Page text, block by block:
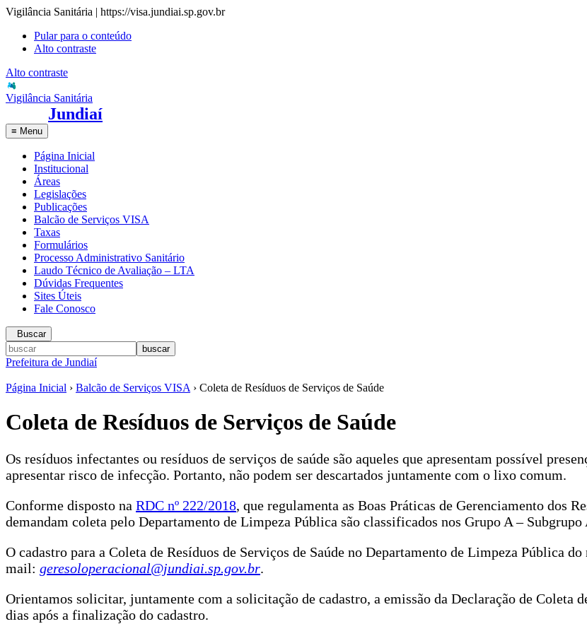
Vigilância Sanitária | https://visa.jundiai.sp.gov.br
Pular para o conteúdo
Alto contraste
Alto contraste
Vigilância Sanitária
Jundiaí
≡ Menu
Página Inicial
Institucional
Áreas
Legislações
Publicações
Balcão de Serviços VISA
Taxas
Formulários
Processo Administrativo Sanitário
Laudo Técnico de Avaliação – LTA
Dúvidas Frequentes
Sites Úteis
Fale Conosco
Buscar
Prefeitura de Jundiaí
Página Inicial › Balcão de Serviços VISA › Coleta de Resíduos de Serviços de Saúde
Coleta de Resíduos de Serviços de Saúde
Os resíduos infectantes ou resíduos de serviços de saúde são aqueles que apresentam possível
apresentar risco de infecção. Portanto, não podem ser descartados juntamente com o lixo comum.
Conforme disposto na RDC nº 222/2018, que regulamenta as Boas Práticas de Gerenciamento dos
demandam coleta pelo Departamento de Limpeza Pública são classificados nos Grupo A –
O cadastro para a Coleta de Resíduos de Serviços de Saúde no Departamento de Limpeza Pública
mail: geresoloperacional@jundiai.sp.gov.br.
Orientamos solicitar, juntamente com a solicitação de cadastro, a emissão da Declaração de Coleta
dias após a finalização do cadastro.